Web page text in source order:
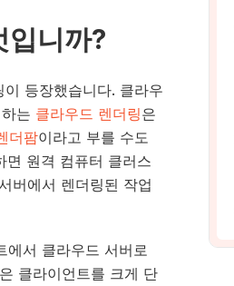
입니까?
등장했습니다. 클라우
는 클라우드 렌더링은
더팜이라고 부를 수도
면 원격 컴퓨터 클러스
버에서 렌더링된 작업
에서 클라우드 서버로
클라이언트를 크게 단